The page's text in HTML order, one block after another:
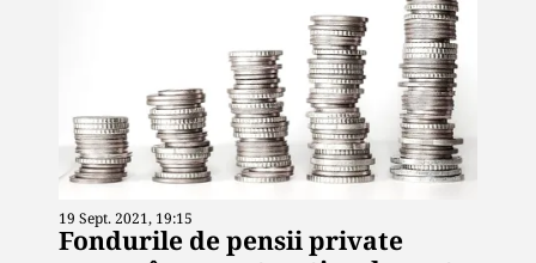
19 Sept. 2021, 19:15
Fondurile de pensii private